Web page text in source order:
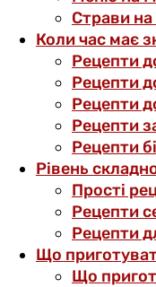
Страви на
Коли час має
Рецепти
Рецепти
Рецепти
Рецепти
Рецепти
Рівень
Прості
Рецепти
Рецепти
Що
Що